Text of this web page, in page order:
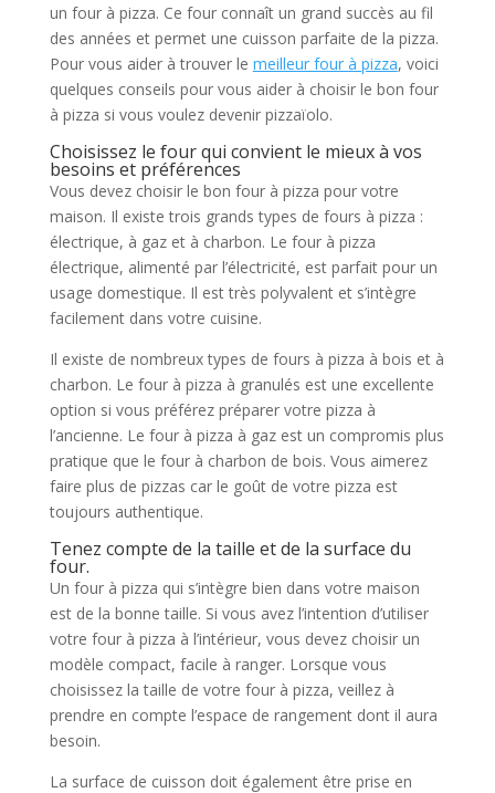
un four à pizza. Ce four connaît un grand succès au fil
des années et permet une cuisson parfaite de la pizza.
Pour vous aider à trouver le meilleur four à pizza, voici
quelques conseils pour vous aider à choisir le bon four
à pizza si vous voulez devenir pizzaïolo.
Choisissez le four qui convient le mieux à vos
besoins et préférences
Vous devez choisir le bon four à pizza pour votre
maison. Il existe trois grands types de fours à pizza :
électrique, à gaz et à charbon. Le four à pizza
électrique, alimenté par l’électricité, est parfait pour un
usage domestique. Il est très polyvalent et s’intègre
facilement dans votre cuisine.
Il existe de nombreux types de fours à pizza à bois et à
charbon. Le four à pizza à granulés est une excellente
option si vous préférez préparer votre pizza à
l’ancienne. Le four à pizza à gaz est un compromis plus
pratique que le four à charbon de bois. Vous aimerez
faire plus de pizzas car le goût de votre pizza est
toujours authentique.
Tenez compte de la taille et de la surface du
four.
Un four à pizza qui s’intègre bien dans votre maison
est de la bonne taille. Si vous avez l’intention d’utiliser
votre four à pizza à l’intérieur, vous devez choisir un
modèle compact, facile à ranger. Lorsque vous
choisissez la taille de votre four à pizza, veillez à
prendre en compte l’espace de rangement dont il aura
besoin.
La surface de cuisson doit également être prise en